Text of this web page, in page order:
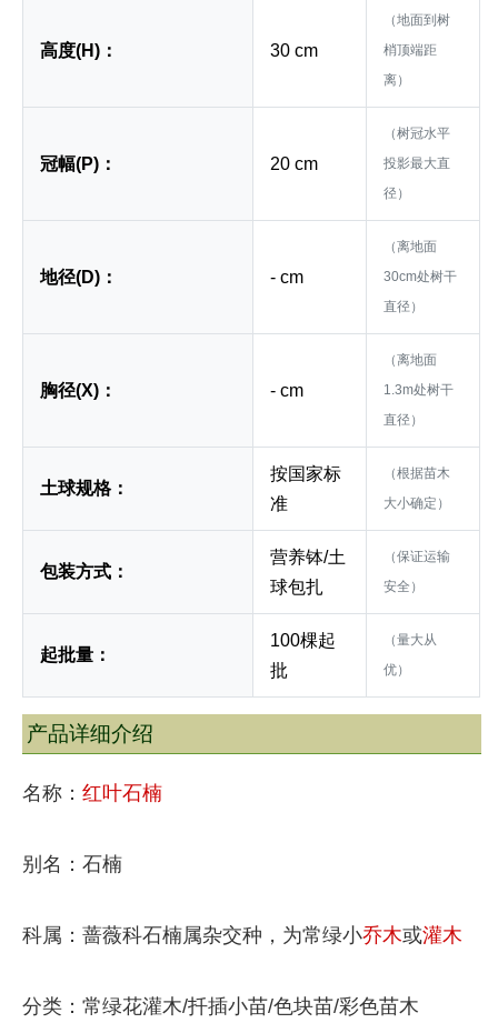
高度(H)： 30 cm
（地面到树
梢顶端距
离）
冠幅(P)： 20 cm
（树冠水平
投影最大直
径）
地径(D)： - cm
（离地面
30cm处树干
直径）
胸径(X)： - cm
（离地面
1.3m处树干
直径）
土球规格：
按国家标
准
（根据苗木
大小确定）
包装方式：
营养钵/土
球包扎
（保证运输
安全）
起批量：
100棵起
批
（量大从
优）
产品详细介绍
名称： 红叶石楠
别名：石楠
科属：蔷薇科石楠属杂交种，为常绿小乔木或灌木
分类：常绿花灌木/扦插小苗/色块苗/彩色苗木